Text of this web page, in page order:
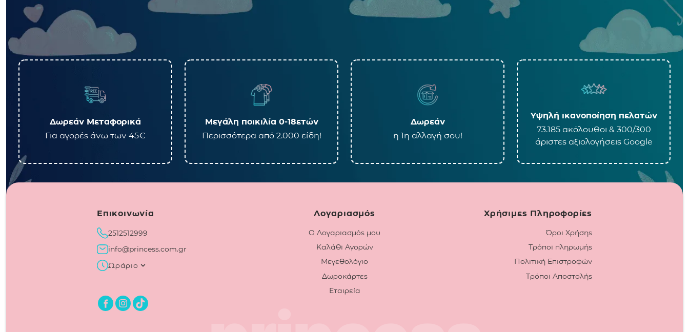
Δωρεάν Μεταφορικά
Για αγορές άνω των 45€
Μεγάλη ποικιλία 0-18ετών
Περισσότερα από 2.000 είδη!
Δωρεάν
η 1η αλλαγή σου!
Υψηλή ικανοποίηση πελατών
73.185 ακόλουθοι & 300/300
άριστες αξιολογήσεις Google
Επικοινωνία
2512512999
info@princess.com.gr
Ωράριο
Λογαριασμός
Ο Λογαριασμός μου
Καλάθι Αγορών
Μεγεθολόγιο
Δωροκάρτες
Εταιρεία
Χρήσιμες Πληροφορίες
Όροι Χρήσης
Τρόποι πληρωμής
Πολιτική Επιστροφών
Τρόποι Αποστολής